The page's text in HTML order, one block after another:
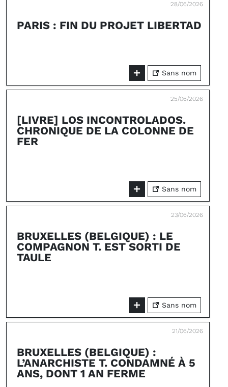
28/06/2026
PARIS : FIN DU PROJET LIBERTAD
Sans nom
25/06/2026
[LIVRE] LOS INCONTROLADOS.
CHRONIQUE DE LA COLONNE DE
FER
Sans nom
23/06/2026
BRUXELLES (BELGIQUE) : LE
COMPAGNON T. EST SORTI DE
TAULE
Sans nom
21/06/2026
BRUXELLES (BELGIQUE) :
L’ANARCHISTE T. CONDAMNÉ À 5
ANS, DONT 1 AN FERME